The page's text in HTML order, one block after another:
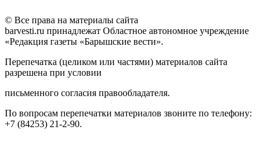
© Все права на материалы сайта
barvesti.ru принадлежат Областное автономное учреждение
«Редакция газеты «Барышские вести».
Перепечатка (целиком или частями) материалов сайта
разрешена при условии
письменного согласия правообладателя.
По вопросам перепечатки материалов звоните по телефону:
+7 (84253) 21-2-90.